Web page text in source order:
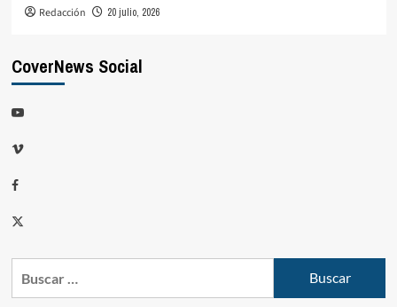
Redacción 20 julio, 2026
CoverNews Social